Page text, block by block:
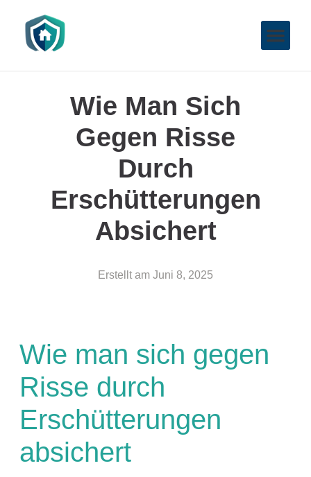
Wie Man Sich
Gegen Risse
Durch
Erschütterungen
Absichert
Erstellt am Juni 8, 2025
Wie man sich gegen
Risse durch
Erschütterungen
absichert